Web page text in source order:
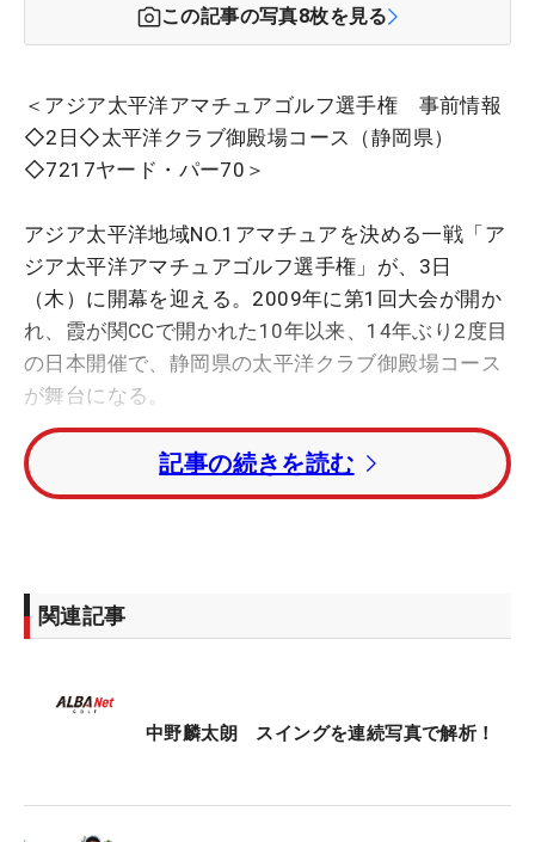
この記事の写真8枚を見る
＜アジア太平洋アマチュアゴルフ選手権 事前情報
◇2日◇太平洋クラブ御殿場コース（静岡県）
◇7217ヤード・パー70＞
アジア太平洋地域NO.1アマチュアを決める一戦「ア
ジア太平洋アマチュアゴルフ選手権」が、3日
（木）に開幕を迎える。2009年に第1回大会が開か
れ、霞が関CCで開かれた10年以来、14年ぶり2度目
の日本開催で、静岡県の太平洋クラブ御殿場コース
が舞台になる。
大会優勝者は来年の「マスターズ」、「全英オープ
ン」の出場権も与えられるとあって、アマチュア選
（21年）が、ここからメジャーへの道を切り開い
た。
アマチュアにとって、大一番の大会になるが、開催
コースの太平洋C御殿場Cにとっても大一番。当コー
記事の続きを読む
関連記事
中野麟太朗 スイングを連続写真で解析！